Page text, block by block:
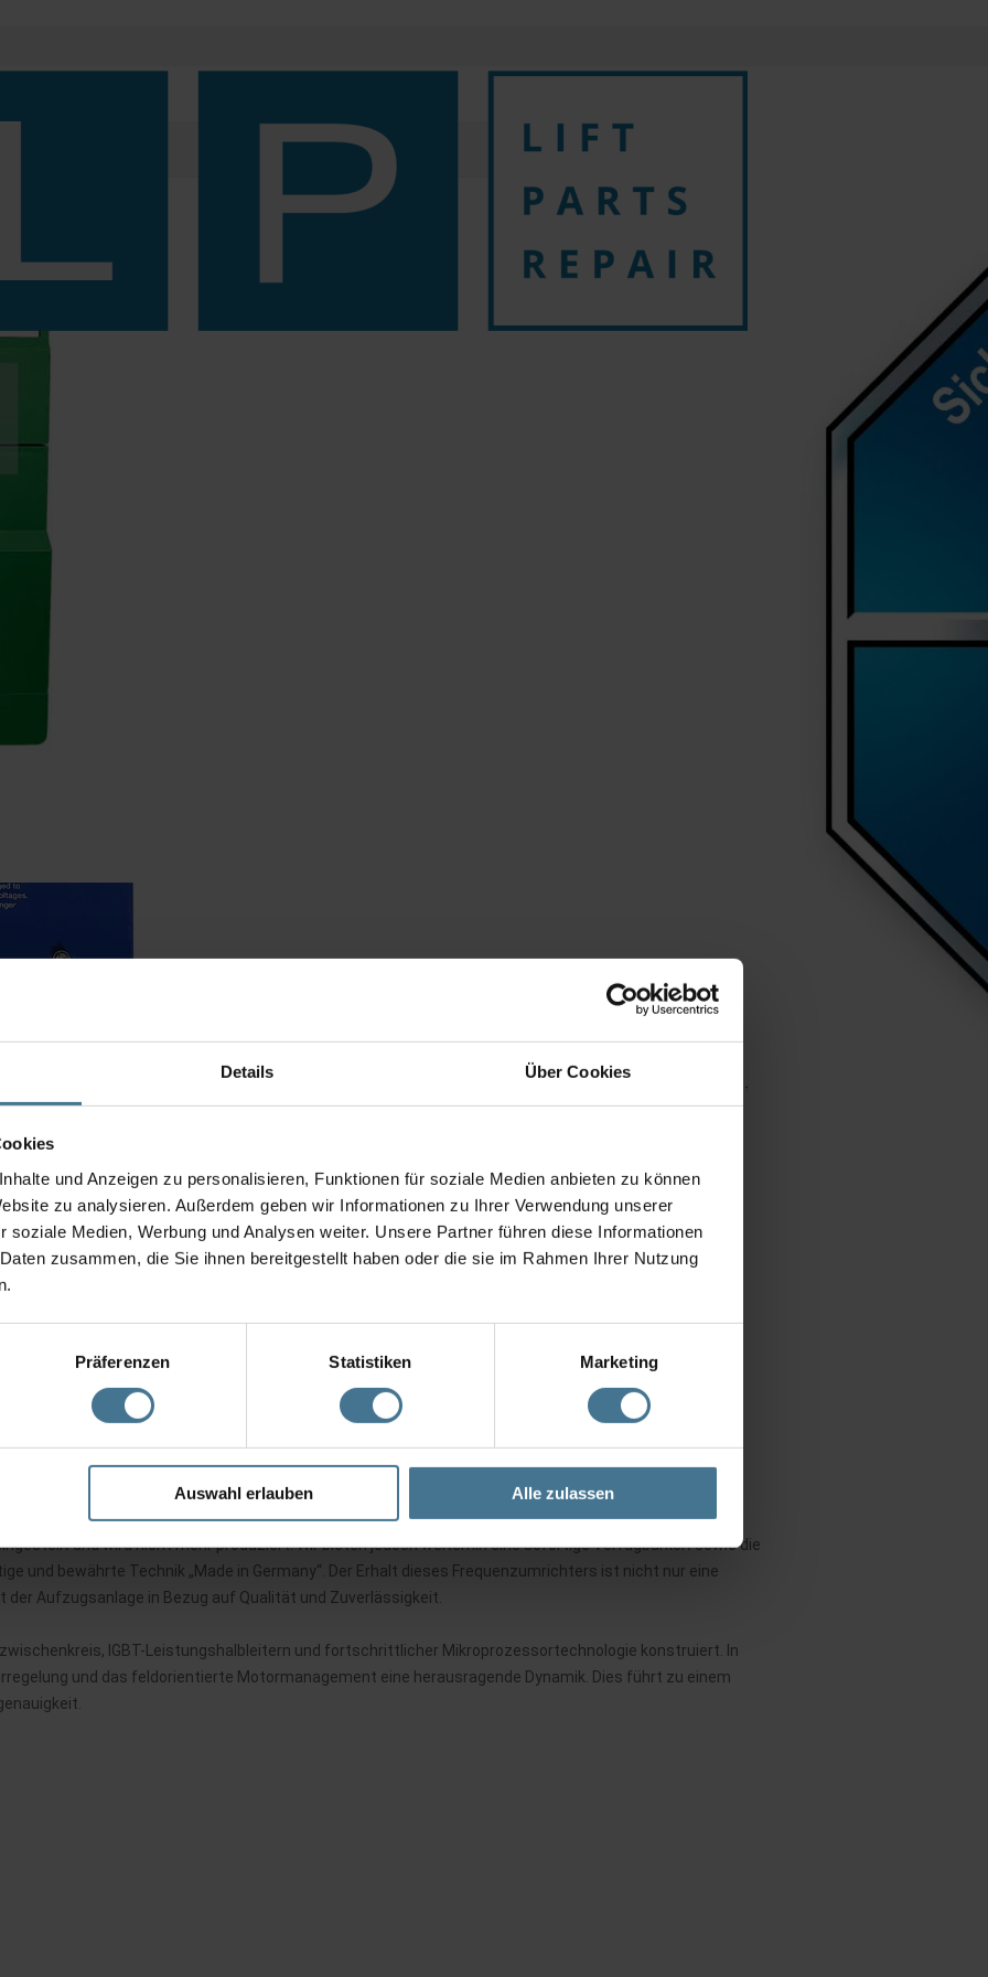
Details Über Cookies
und Anzeigen zu personalisieren, Funktionen für soziale Medien anbieten zu können
zu analysieren. Außerdem geben wir Informationen zu Ihrer Verwendung unserer
soziale Medien, Werbung und Analysen weiter. Unsere Partner führen diese Informationen
zusammen, die Sie ihnen bereitgestellt haben oder die sie im Rahmen Ihrer Nutzung
Präferenzen Statistiken Marketing
Auswahl erlauben Alle zulassen
mit sofortigem Versand als auch eine Reparatur mit einer Lieferzeit von etwa 3 bis 5 Arbeitstagen
für unsere Kunden.
durch einen Auditor des TÜV-Süd auf die Kriterien „Qualität und Sicherheit“ geprüft und hat alle
von Frequenzumrichter im Hinblick auf Qualität und Sicherheit. Es erfolgt eine jährliche
und wird nicht mehr produziert. Wir bieten jedoch weiterhin eine sofortige Verfügbarkeit sowie die
und bewährte Technik „Made in Germany“. Der Erhalt dieses Frequenzumrichters ist nicht nur eine
Aufzugsanlage in Bezug auf Qualität und Zuverlässigkeit.
IGBT-Leistungshalbleitern und fortschrittlicher Mikroprozessortechnologie konstruiert. In
und das feldorientierte Motormanagement eine herausragende Dynamik. Dies führt zu einem